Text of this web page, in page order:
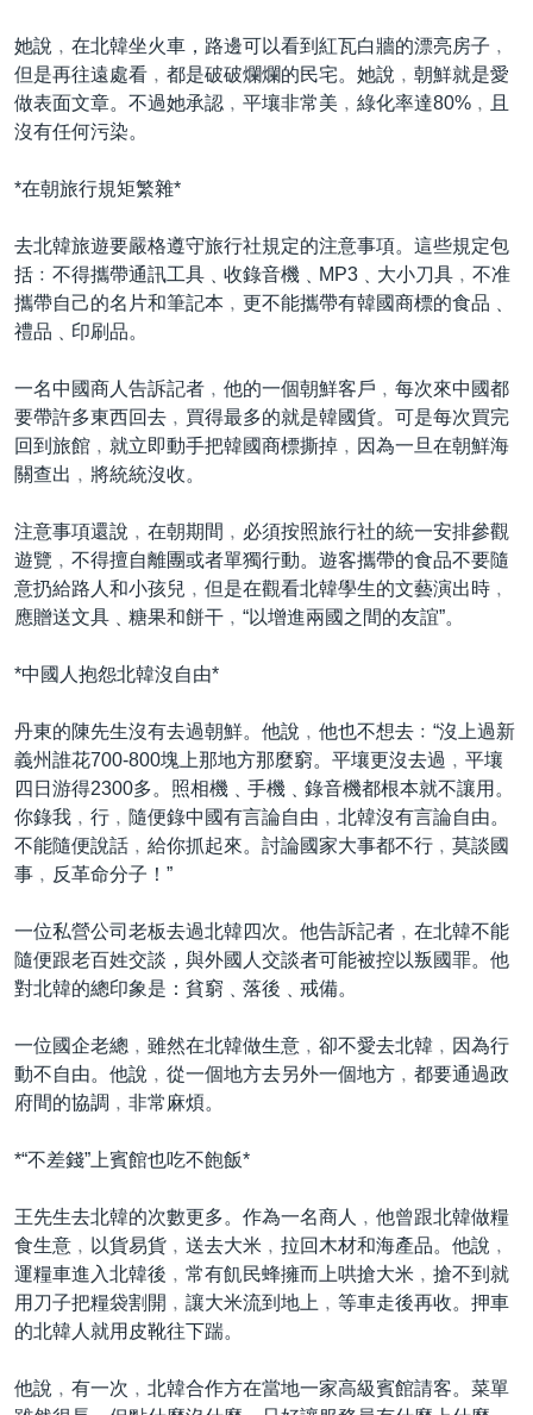
她說﹐在北韓坐火車，路邊可以看到紅瓦白牆的漂亮房子﹐
但是再往遠處看﹐都是破破爛爛的民宅。她說﹐朝鮮就是愛
做表面文章。不過她承認﹐平壤非常美﹐綠化率達80%﹐且
沒有任何污染。
*在朝旅行規矩繁雜*
去北韓旅遊要嚴格遵守旅行社規定的注意事項。這些規定包
括﹕不得攜帶通訊工具﹑收錄音機﹑MP3﹑大小刀具﹐不准
攜帶自己的名片和筆記本﹐更不能攜帶有韓國商標的食品﹑
禮品﹑印刷品。
一名中國商人告訴記者﹐他的一個朝鮮客戶﹐每次來中國都
要帶許多東西回去﹐買得最多的就是韓國貨。可是每次買完
回到旅館﹐就立即動手把韓國商標撕掉﹐因為一旦在朝鮮海
關查出﹐將統統沒收。
注意事項還說﹐在朝期間﹐必須按照旅行社的統一安排參觀
遊覽﹐不得擅自離團或者單獨行動。遊客攜帶的食品不要隨
意扔給路人和小孩兒﹐但是在觀看北韓學生的文藝演出時﹐
應贈送文具﹑糖果和餅干﹐“以增進兩國之間的友誼”。
*中國人抱怨北韓沒自由*
丹東的陳先生沒有去過朝鮮。他說﹐他也不想去﹕“沒上過新
義州誰花700-800塊上那地方那麼窮。平壤更沒去過﹐平壤
四日游得2300多。照相機﹑手機﹑錄音機都根本就不讓用。
你錄我﹐行﹐隨便錄中國有言論自由﹐北韓沒有言論自由。
不能隨便說話﹐給你抓起來。討論國家大事都不行﹐莫談國
事﹐反革命分子！”
一位私營公司老板去過北韓四次。他告訴記者﹐在北韓不能
隨便跟老百姓交談，與外國人交談者可能被控以叛國罪。他
對北韓的總印象是：貧窮﹑落後﹑戒備。
一位國企老總﹐雖然在北韓做生意﹐卻不愛去北韓﹐因為行
動不自由。他說﹐從一個地方去另外一個地方﹐都要通過政
府間的協調﹐非常麻煩。
*“不差錢”上賓館也吃不飽飯*
王先生去北韓的次數更多。作為一名商人﹐他曾跟北韓做糧
食生意﹐以貨易貨﹐送去大米﹐拉回木材和海產品。他說﹐
運糧車進入北韓後﹐常有飢民蜂擁而上哄搶大米﹐搶不到就
用刀子把糧袋割開﹐讓大米流到地上﹐等車走後再收。押車
的北韓人就用皮靴往下踹。
他說﹐有一次﹐北韓合作方在當地一家高級賓館請客。菜單